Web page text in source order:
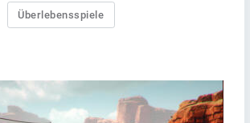
Überlebensspiele